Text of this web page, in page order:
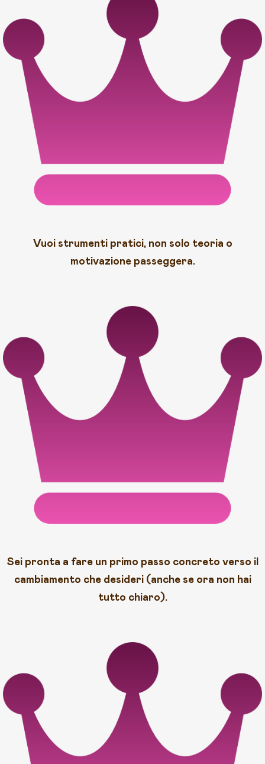
Vuoi strumenti pratici, non solo teoria o
motivazione passeggera.
Sei pronta a fare un primo passo concreto verso il
cambiamento che desideri (anche se ora non hai
tutto chiaro).